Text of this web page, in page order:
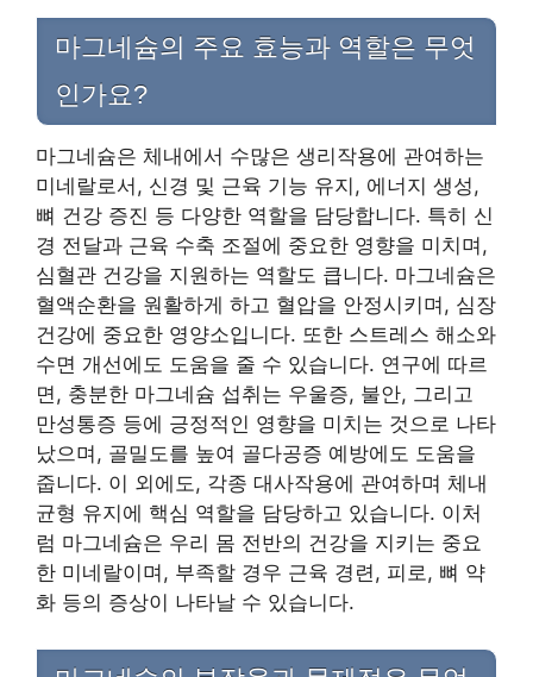
마그네슘의 주요 효능과 역할은 무엇
인가요?
마그네슘은 체내에서 수많은 생리작용에 관여하는
미네랄로서, 신경 및 근육 기능 유지, 에너지 생성,
뼈 건강 증진 등 다양한 역할을 담당합니다. 특히 신
경 전달과 근육 수축 조절에 중요한 영향을 미치며,
심혈관 건강을 지원하는 역할도 큽니다. 마그네슘은
혈액순환을 원활하게 하고 혈압을 안정시키며, 심장
건강에 중요한 영양소입니다. 또한 스트레스 해소와
수면 개선에도 도움을 줄 수 있습니다. 연구에 따르
면, 충분한 마그네슘 섭취는 우울증, 불안, 그리고
만성통증 등에 긍정적인 영향을 미치는 것으로 나타
났으며, 골밀도를 높여 골다공증 예방에도 도움을
줍니다. 이 외에도, 각종 대사작용에 관여하며 체내
균형 유지에 핵심 역할을 담당하고 있습니다. 이처
럼 마그네슘은 우리 몸 전반의 건강을 지키는 중요
한 미네랄이며, 부족할 경우 근육 경련, 피로, 뼈 약
화 등의 증상이 나타날 수 있습니다.